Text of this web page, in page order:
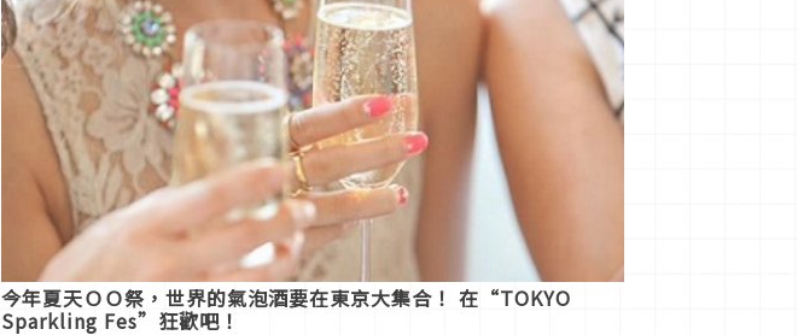
今年夏天ＯＯ祭，世界的氣泡酒要在東京大集合！ 在“TOKYO
Sparkling Fes”狂歡吧！